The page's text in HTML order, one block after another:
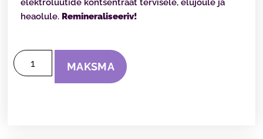
elektrolüütide kontsentraat tervisele, elujõule ja
heaolule. Remineraliseeriv!
MAKSMA